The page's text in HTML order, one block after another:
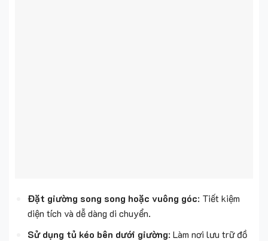
Đặt giường song song hoặc vuông góc: Tiết kiệm
diện tích và dễ dàng di chuyển.
Sử dụng tủ kéo bên dưới giường: Làm nơi lưu trữ đồ